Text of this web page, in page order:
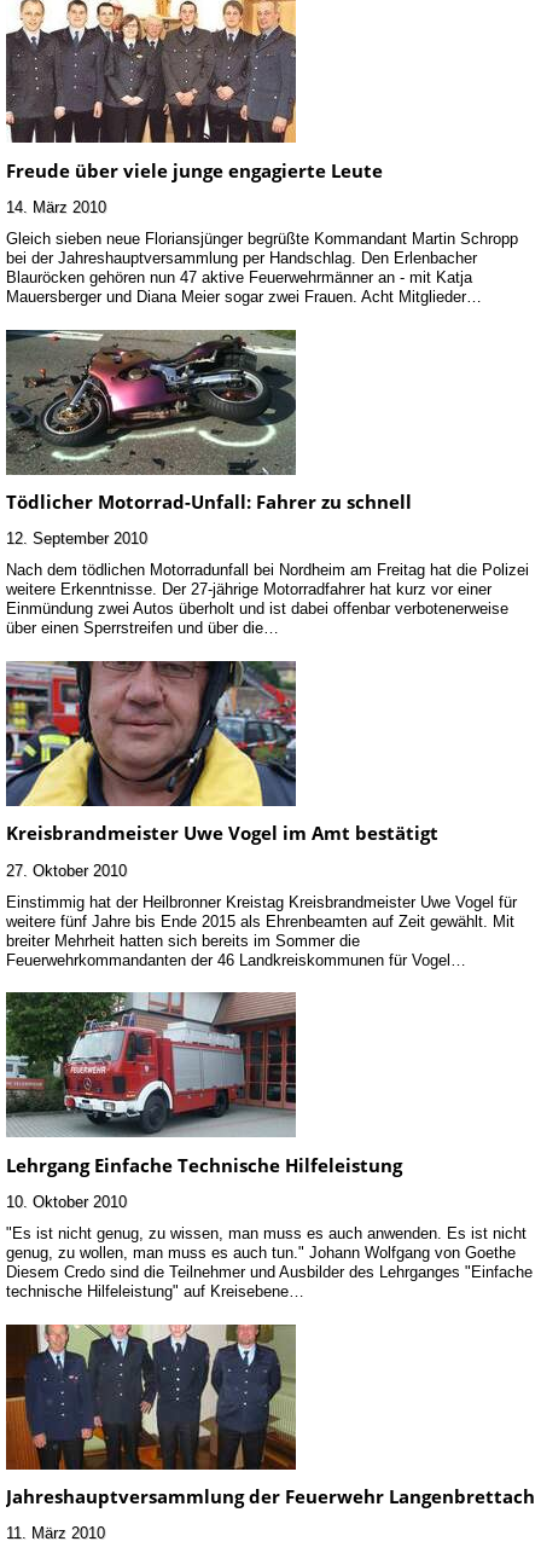
Freude über viele junge engagierte Leute
14. März 2010
Gleich sieben neue Floriansjünger begrüßte Kommandant Martin Schropp
bei der Jahreshauptversammlung per Handschlag. Den Erlenbacher
Blauröcken gehören nun 47 aktive Feuerwehrmänner an - mit Katja
Mauersberger und Diana Meier sogar zwei Frauen. Acht Mitglieder…
Tödlicher Motorrad-Unfall: Fahrer zu schnell
12. September 2010
Nach dem tödlichen Motorradunfall bei Nordheim am Freitag hat die Polizei
weitere Erkenntnisse. Der 27-jährige Motorradfahrer hat kurz vor einer
Einmündung zwei Autos überholt und ist dabei offenbar verbotenerweise
über einen Sperrstreifen und über die…
Kreisbrandmeister Uwe Vogel im Amt bestätigt
27. Oktober 2010
Einstimmig hat der Heilbronner Kreistag Kreisbrandmeister Uwe Vogel für
weitere fünf Jahre bis Ende 2015 als Ehrenbeamten auf Zeit gewählt. Mit
breiter Mehrheit hatten sich bereits im Sommer die
Feuerwehrkommandanten der 46 Landkreiskommunen für Vogel…
Lehrgang Einfache Technische Hilfeleistung
10. Oktober 2010
"Es ist nicht genug, zu wissen, man muss es auch anwenden. Es ist nicht
genug, zu wollen, man muss es auch tun." Johann Wolfgang von Goethe
Diesem Credo sind die Teilnehmer und Ausbilder des Lehrganges "Einfache
technische Hilfeleistung" auf Kreisebene…
Jahreshauptversammlung der Feuerwehr Langenbrettach
11. März 2010